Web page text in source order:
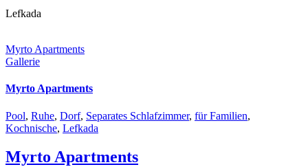
Lefkada
Myrto Apartments
Gallerie
Myrto Apartments
Pool, Ruhe, Dorf, Separates Schlafzimmer, für Familien,
Kochnische, Lefkada
Myrto Apartments